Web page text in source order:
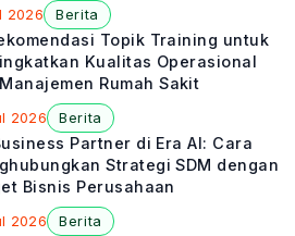
2026 Berita
Topik Training untuk
Kualitas Operasional
Rumah Sakit
2026 Berita
Partner di Era AI: Cara
Strategi SDM dengan
Bisnis Perusahaan
2026 Berita